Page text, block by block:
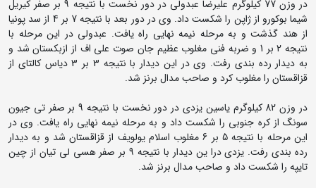
در وزن 77 کیلوگرم علیرضا عبدولی در دور نخست با نتیجه 9 بر صفر کیریل
شیما بوکورو از ژاپن را شکست داد. وی در دور بعد با نتیجه 7 بر 4 از سد پونیا
از هند گذشت و به مرحله نیمه نهایی راه یافت. عبدولی در این مرحله با
نتیجه 2 بر 1 و ضربه فنی مغلوب عظیم جان صوت علی اف از ازبکستان شد و
به دیدار رده بندی رفت. وی در این دیدار با نتیجه 3 بر 3 دیاس کالتای از
قزاقستان را مغلوب کرد و صاحب مدال برنز شد.
در وزن 82 کیلوگرم یاسین یزدی در دور نخست با نتیجه 9 بر صفر تی جیون
سونگ از کره جنوبی را شکست داد و به مرحله نیمه نهایی راه یافت. وی در
این مرحله با نتیجه 5 بر 6 مغلوب اسلام یولویف از قزاقستان شد و به دیدار
رده بندی رفت. یزدی درا ین دیدار با نتیجه 9 بر صفر هسی لی تیان از چین
تایپه را شکست داد و صاحب مدال برنز شد.